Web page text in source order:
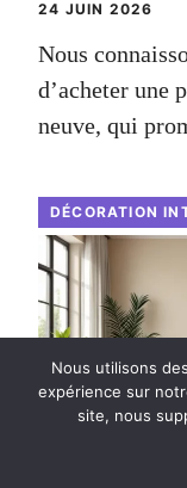
24 JUIN 2026
Nous
d’acheter une
neuve, qui
DÉCORATION
Nous utilisons
expérience sur
site, nous